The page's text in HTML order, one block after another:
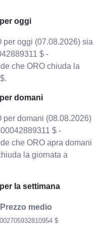
oggi
oggi (07.08.2026) sia
$ -
che ORO chiuda la
domani
per domani (08.08.2026)
$ -
che ORO apra domani
la giornata a
la settimana
Prezzo medio
$